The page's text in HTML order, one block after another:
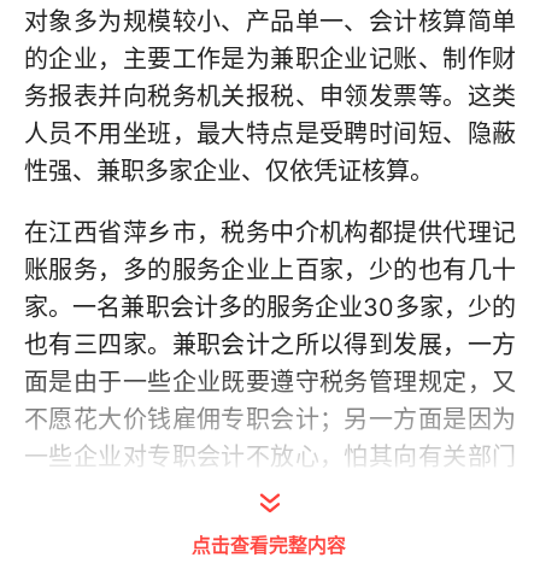
对象多为规模较小、产品单一、会计核算简单
的企业，主要工作是为兼职企业记账、制作财
务报表并向税务机关报税、申领发票等。这类
人员不用坐班，最大特点是受聘时间短、隐蔽
性强、兼职多家企业、仅依凭证核算。
在江西省萍乡市，税务中介机构都提供代理记
账服务，多的服务企业上百家，少的也有几十
家。一名兼职会计多的服务企业30多家，少的
也有三四家。兼职会计之所以得到发展，一方
面是由于一些企业既要遵守税务管理规定，又
不愿花大价钱雇佣专职会计；另一方面是因为
一些企业对专职会计不放心，怕其向有关部门
举报企业的真实经营情况。
兼职会计的特点决定其背后隐藏诸多税收风
点击查看完整内容